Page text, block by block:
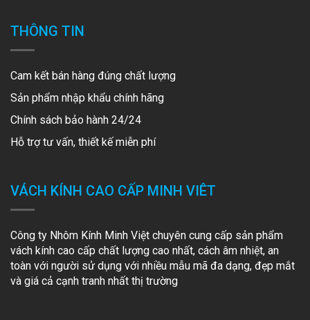
THÔNG TIN
Cam kết bán hàng đúng chất lượng
Sản phẩm nhập khẩu chính hãng
Chính sách bảo hành 24/24
Hỗ trợ tư vấn, thiết kế miễn phí
VÁCH KÍNH CAO CẤP MINH VIÊT
Công ty Nhôm Kính Minh Việt chuyên cung cấp sản phẩm
vách kính cao cấp chất lượng cao nhất, cách âm nhiệt, an
toàn với người sử dụng với nhiều mẫu mã đa dạng, đẹp mắt
và giá cả cạnh tranh nhất thị trường